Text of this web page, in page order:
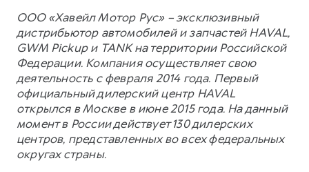
ООО «Хавейл Мотор Рус» – эксклюзивный
дистрибьютор автомобилей и запчастей HAVAL,
GWM Pickup и TANK на территории Российской
Федерации. Компания осуществляет свою
деятельность с февраля 2014 года. Первый
официальный дилерский центр HAVAL
открылся в Москве в июне 2015 года. На данный
момент в России действует 130 дилерских
центров, представленных во всех федеральных
округах страны.